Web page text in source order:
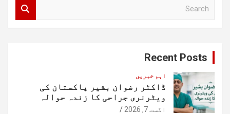
Recent Posts
اہم خبریں
ڈاکٹر رضوان بشیر پاکستان کی
ویٹرنری جراحی کا زندہ حوالہ
اگست 7, 2026